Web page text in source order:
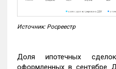
Источник: Росреестр
Доля ипотечных
оформленных в сентябре